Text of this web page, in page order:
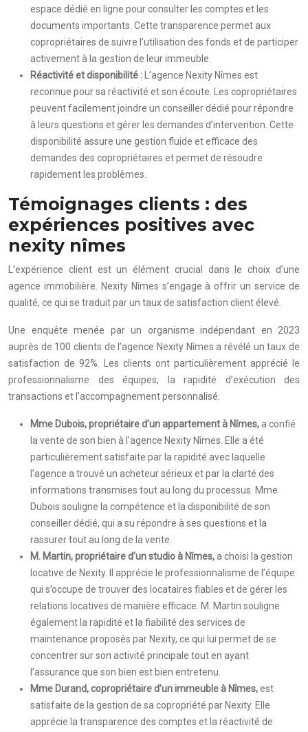
espace dédié en ligne pour consulter les comptes et les
documents importants. Cette transparence permet aux
copropriétaires de suivre l’utilisation des fonds et de participer
activement à la gestion de leur immeuble.
Réactivité et disponibilité :
L’agence Nexity Nîmes est
reconnue pour sa réactivité et son écoute. Les copropriétaires
peuvent facilement joindre un conseiller dédié pour répondre
à leurs questions et gérer les demandes d’intervention. Cette
disponibilité assure une gestion fluide et efficace des
demandes des copropriétaires et permet de résoudre
rapidement les problèmes.
Témoignages clients : des
expériences positives avec
nexity nîmes
L’expérience client est un élément crucial dans le choix d’une
agence immobilière. Nexity Nîmes s’engage à offrir un service de
qualité, ce qui se traduit par un taux de satisfaction client élevé.
Une enquête menée par un organisme indépendant en 2023
auprès de 100 clients de l’agence Nexity Nîmes a révélé un taux de
satisfaction de 92%. Les clients ont particulièrement apprécié le
professionnalisme des équipes, la rapidité d’exécution des
transactions et l’accompagnement personnalisé.
Mme Dubois, propriétaire d’un appartement à Nîmes, a confié
la vente de son bien à l’agence Nexity Nîmes. Elle a été
particulièrement satisfaite par la rapidité avec laquelle
l’agence a trouvé un acheteur sérieux et par la clarté des
informations transmises tout au long du processus. Mme
Dubois souligne la compétence et la disponibilité de son
conseiller dédié, qui a su répondre à ses questions et la
rassurer tout au long de la vente.
M. Martin, propriétaire d’un studio à Nîmes, a choisi la gestion
locative de Nexity. Il apprécie le professionnalisme de l’équipe
qui s’occupe de trouver des locataires fiables et de gérer les
relations locatives de manière efficace. M. Martin souligne
également la rapidité et la fiabilité des services de
maintenance proposés par Nexity, ce qui lui permet de se
concentrer sur son activité principale tout en ayant
l’assurance que son bien est bien entretenu.
Mme Durand, copropriétaire d’un immeuble à Nîmes,est
satisfaite de la gestion de sa copropriété par Nexity. Elle
apprécie la transparence des comptes et la réactivité de